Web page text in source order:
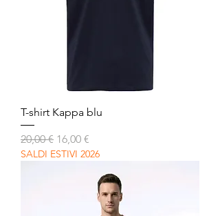
T-shirt Kappa blu
Prezzo regolare
20,00 € Prezzo scontato
16,00 €
SALDI ESTIVI 2026